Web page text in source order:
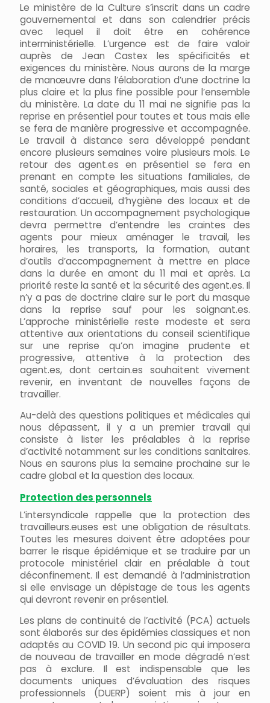
Le ministère de la Culture s’inscrit dans un cadre
gouvernemental et dans son calendrier précis
avec lequel il doit être en cohérence
interministérielle. L’urgence est de faire valoir
auprès de Jean Castex les spécificités et
exigences du ministère. Nous aurons de la marge
de manœuvre dans l’élaboration d’une doctrine la
plus claire et la plus fine possible pour l’ensemble
du ministère. La date du 11 mai ne signifie pas la
reprise en présentiel pour toutes et tous mais elle
se fera de manière progressive et accompagnée.
Le travail à distance sera développé pendant
encore plusieurs semaines voire plusieurs mois. Le
retour des agent.es en présentiel se fera en
prenant en compte les situations familiales, de
santé, sociales et géographiques, mais aussi des
conditions d’accueil, d’hygiène des locaux et de
restauration. Un accompagnement psychologique
devra permettre d’entendre les craintes des
agents pour mieux aménager le travail, les
horaires, les transports, la formation, autant
d’outils d’accompagnement à mettre en place
dans la durée en amont du 11 mai et après. La
priorité reste la santé et la sécurité des agent.es. Il
n’y a pas de doctrine claire sur le port du masque
dans la reprise sauf pour les soignant.es.
L’approche ministérielle reste modeste et sera
attentive aux orientations du conseil scientifique
sur une reprise qu’on imagine prudente et
progressive, attentive à la protection des
agent.es, dont certain.es souhaitent vivement
revenir, en inventant de nouvelles façons de
travailler.
Au-delà des questions politiques et médicales qui
nous dépassent, il y a un premier travail qui
consiste à lister les préalables à la reprise
d’activité notamment sur les conditions sanitaires.
Nous en saurons plus la semaine prochaine sur le
cadre global et la question des locaux.
Protection des personnels
L’intersyndicale rappelle que la protection des
travailleurs.euses est une obligation de résultats.
Toutes les mesures doivent être adoptées pour
barrer le risque épidémique et se traduire par un
protocole ministériel clair en préalable à tout
déconfinement. Il est demandé à l’administration
si elle envisage un dépistage de tous les agents
qui devront revenir en présentiel.
Les plans de continuité de l’activité (PCA) actuels
sont élaborés sur des épidémies classiques et non
adaptés au COVID 19. Un second pic qui imposera
de nouveau de travailler en mode dégradé n’est
pas à exclure. Il est indispensable que les
documents uniques d’évaluation des risques
professionnels (DUERP) soient mis à jour en